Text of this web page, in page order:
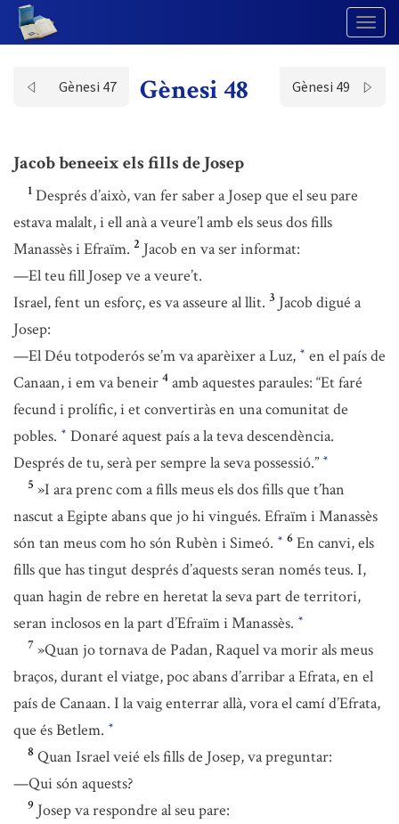
Gènesi 47 Gènesi 48 Gènesi 49
Jacob beneeix els fills de Josep
1 Després d’això, van fer saber a Josep que el seu pare
estava malalt, i ell anà a veure’l amb els seus dos fills
Manassès i Efraïm. 2 Jacob en va ser informat:
—El teu fill Josep ve a veure’t.
Israel, fent un esforç, es va asseure al llit. 3 Jacob digué a
Josep:
—El Déu totpoderós se’m va aparèixer a Luz, * en el país de
Canaan, i em va beneir 4 amb aquestes paraules: “Et faré
fecund i prolífic, i et convertiràs en una comunitat de
pobles. * Donaré aquest país a la teva descendència.
Després de tu, serà per sempre la seva possessió.” *
5 »I ara prenc com a fills meus els dos fills que t’han
nascut a Egipte abans que jo hi vingués. Efraïm i Manassès
són tan meus com ho són Rubèn i Simeó. * 6 En canvi, els
fills que has tingut després d’aquests seran només teus. I,
quan hagin de rebre en heretat la seva part de territori,
seran inclosos en la part d’Efraïm i Manassès. *
7 »Quan jo tornava de Padan, Raquel va morir als meus
braços, durant el viatge, poc abans d’arribar a Efrata, en el
país de Canaan. I la vaig enterrar allà, vora el camí d’Efrata,
que és Betlem. *
8 Quan Israel veié els fills de Josep, va preguntar:
—Qui són aquests?
9 Josep va respondre al seu pare: